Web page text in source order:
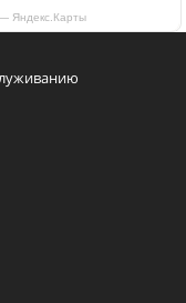
Яндекс.Карты